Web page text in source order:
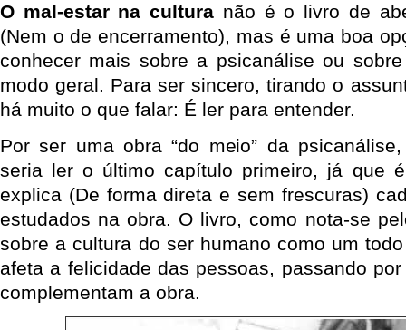
O mal-estar na cultura não é o livro de
(Nem o de encerramento), mas é uma boa
conhecer mais sobre a psicanálise ou
modo geral. Para ser sincero, tirando o
há muito o que falar: É ler para entender.
Por ser uma obra “do meio” da
seria ler o último capítulo primeiro, já que
explica (De forma direta e sem frescuras)
estudados na obra. O livro, como nota-se
sobre a cultura do ser humano como um
afeta a felicidade das pessoas, passando
complementam a obra.